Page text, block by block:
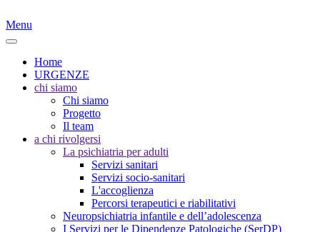
Menu
Home
URGENZE
chi siamo
Chi siamo
Progetto
Il team
a chi rivolgersi
La psichiatria per adulti
Servizi sanitari
Servizi socio-sanitari
L'accoglienza
Percorsi terapeutici e riabilitativi
Neuropsichiatria infantile e dell’adolescenza
I Servizi per le Dipendenze Patologiche (SerDP)